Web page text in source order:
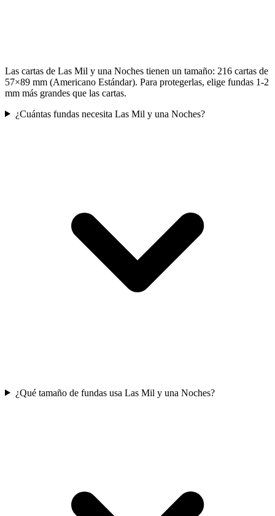
Las cartas de Las Mil y una Noches tienen un tamaño: 216 cartas de
57×89 mm (Americano Estándar). Para protegerlas, elige fundas 1-2
mm más grandes que las cartas.
¿Cuántas fundas necesita Las Mil y una Noches?
¿Qué tamaño de fundas usa Las Mil y una Noches?